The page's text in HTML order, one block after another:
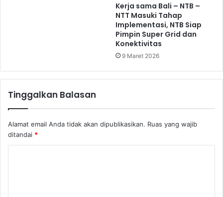
Kerja sama Bali – NTB –
NTT Masuki Tahap
Implementasi, NTB Siap
Pimpin Super Grid dan
Konektivitas
9 Maret 2026
Tinggalkan Balasan
Alamat email Anda tidak akan dipublikasikan. Ruas yang wajib
ditandai *